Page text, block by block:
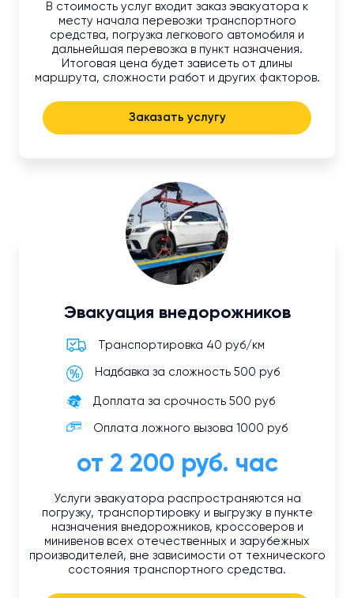
В стоимость услуг входит заказ эвакуатора к
месту начала перевозки транспортного
средства, погрузка легкового автомобиля и
дальнейшая перевозка в пункт назначения.
Итоговая цена будет зависеть от длины
маршрута, сложности работ и других факторов.
Заказать услугу
Эвакуация внедорожников
Транспортировка 40 руб/км
Надбавка за сложность 500 руб
Доплата за срочность 500 руб
Оплата ложного вызова 1000 руб
от 2 200 руб. час
Услуги эвакуатора распространяются на
погрузку, транспортировку и выгрузку в пункте
назначения внедорожников, кроссоверов и
минивенов всех отечественных и зарубежных
производителей, вне зависимости от технического
состояния транспортного средства.